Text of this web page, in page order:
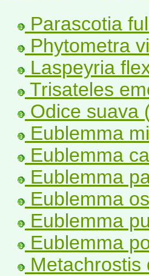
Parascotia
Phytometra
Laspeyria
Trisateles
Odice suava
Eublemma
Eublemma
Eublemma
Eublemma
Eublemma
Eublemma
Metachrostis